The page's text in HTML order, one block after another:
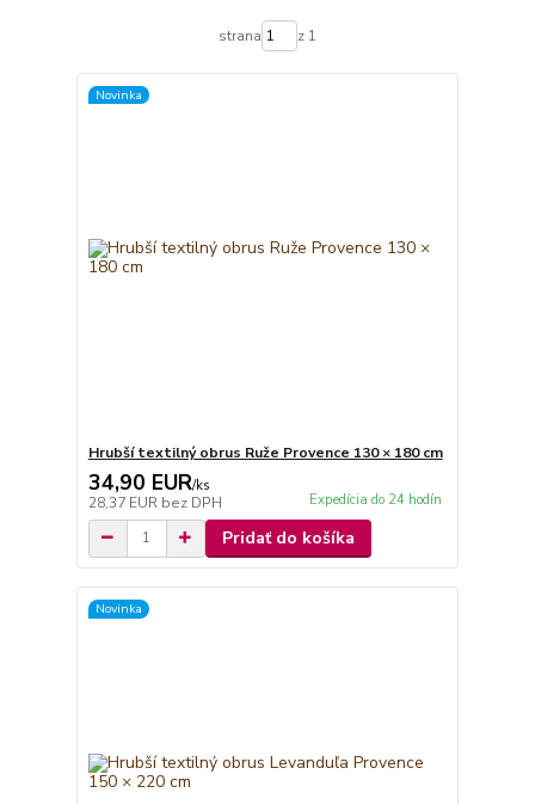
strana z 1
Novinka
Hrubší textilný obrus Ruže Provence 130 × 180 cm
34,90 EUR/ks
28,37 EUR bez DPH Expedícia do 24 hodín
Pridať do košíka
Novinka